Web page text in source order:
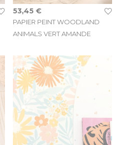
PAPIER PEINT WOODLAND
ANIMALS VERT AMANDE
53,45 €